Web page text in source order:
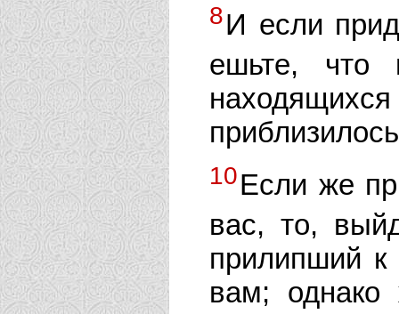
8И если
ешьте, что
10Если же
вас, то,
прилипший к
вам; однако